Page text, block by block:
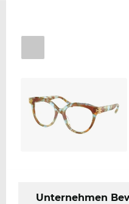
Unternehmen